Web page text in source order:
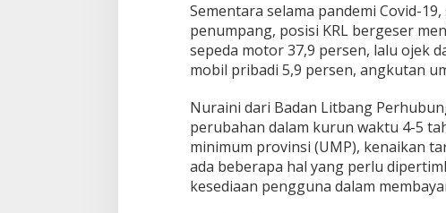
Sementara selama pandemi Covid-
penumpang, posisi KRL bergeser
sepeda motor 37,9 persen, lalu ojek
mobil pribadi 5,9 persen, angkutan
Nuraini dari Badan Litbang
perubahan dalam kurun waktu 4-5
minimum provinsi (UMP), kenaikan
ada beberapa hal yang perlu
kesediaan pengguna dalam